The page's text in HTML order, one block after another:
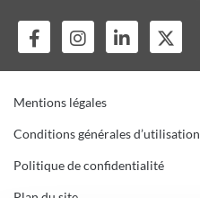
Mentions légales
Conditions générales d’utilisation
Politique de confidentialité